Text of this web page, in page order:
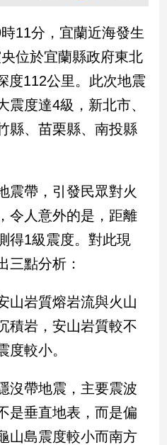
11分，宜蘭近海發生
位於宜蘭縣政府東北
度112公里。此次地震
震度達4級，新北市、
縣、苗栗縣、南投縣
震帶，引發民眾對火
令人意外的是，距離
得1級震度。對此現
三點分析：
山岩質熔岩流與火山
積岩，安山岩質較不
度較小。
沒帶地震，主要震波
是垂直地表，而是偏
山島震度較小而南方